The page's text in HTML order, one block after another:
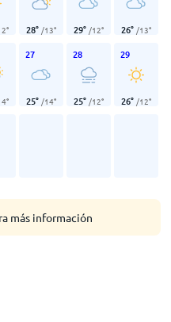
° 28° /13° 29° /12° 26° /13°
°
27
25° /14°
28
25° /12°
29
26° /12°
más información